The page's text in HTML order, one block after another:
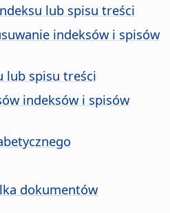
lub spisu treści
indeksów i spisów
lub spisu treści
indeksów i spisów
dokumentów